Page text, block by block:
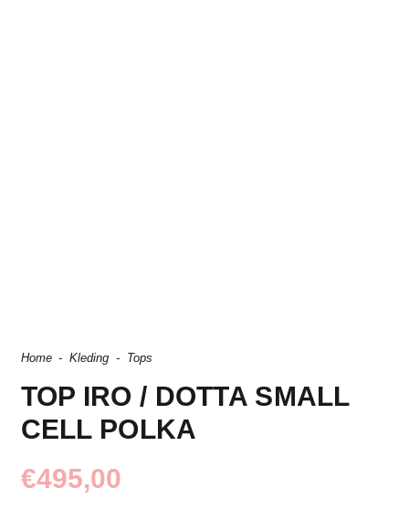
Home - Kleding - Tops
TOP IRO / DOTTA SMALL
CELL POLKA
€495,00